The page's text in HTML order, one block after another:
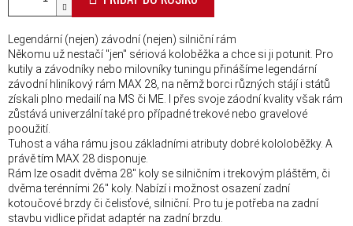
Legendární (nejen) závodní (nejen) silniční rám
Někomu už nestačí "jen" sériová koloběžka a chce si ji potunit. Pro
kutily a závodníky nebo milovníky tuningu přinášíme legendární
závodní hliníkový rám MAX 28, na němž borci různých stájí i států
získali plno medailí na MS či ME. I přes svoje záodní kvality však rám
zůstává univerzální také pro případné trekové nebo gravelové
pooužití.
Tuhost a váha rámu jsou základními atributy dobré kololoběžky. A
právě tím MAX 28 disponuje.
Rám lze osadit dvěma 28" koly se silničním i trekovým pláštěm, či
dvěma terénními 26" koly. Nabízí i možnost osazení zadní
kotoučové brzdy či čelisťové, silniční. Pro tu je potřeba na zadní
stavbu vidlice přidat adaptér na zadní brzdu.